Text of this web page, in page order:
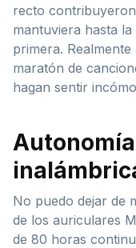
recto
mantuviera hasta
primera.
maratón de
hagan sentir
No puedo dejar de
de los auriculares
de 80 horas